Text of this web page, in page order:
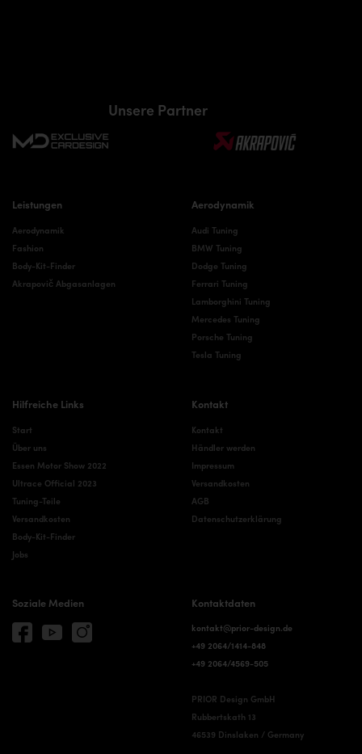
Unsere Partner
Leistungen
Aerodynamik
Fashion
Body-Kit-Finder
Akrapovič Abgasanlagen
Aerodynamik
Audi Tuning
BMW Tuning
Dodge Tuning
Ferrari Tuning
Lamborghini Tuning
Mercedes Tuning
Porsche Tuning
Tesla Tuning
Hilfreiche Links
Start
Über uns
Essen Motor Show 2022
Ultrace Official 2023
Tuning-Teile
Versandkosten
Body-Kit-Finder
Jobs
Kontakt
Kontakt
Händler werden
Impressum
Versandkosten
AGB
Datenschutzerklärung
Soziale Medien Kontaktdaten
kontakt@prior-design.de
+49 2064/1414-848
+49 2064/4569-505
PRIOR Design GmbH
Rubbertskath 13
46539 Dinslaken / Germany